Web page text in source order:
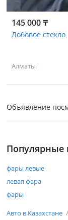
145 000 ₸
Лобовое стекло
Алматы
Объявление
Популярные
фары левые
левая фара
фары
Авто в Казахстане